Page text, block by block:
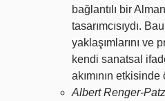
bağlantılı bir
tasarımcısıydı.
yaklaşımlarını ve
kendi sanatsal
akımının
Albert Renger-